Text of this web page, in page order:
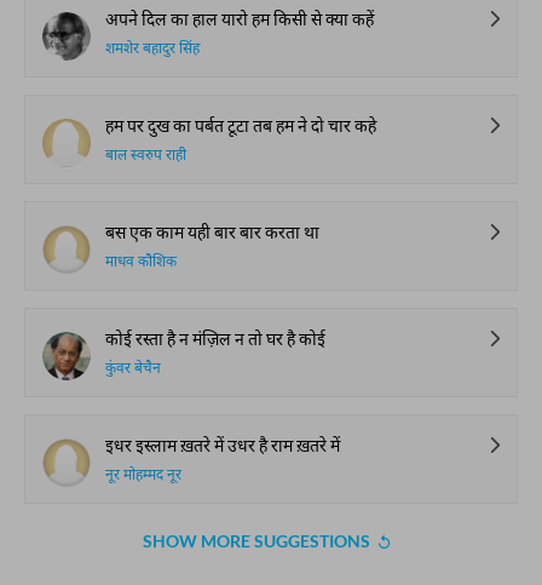
अपने दिल का हाल यारो हम किसी से क्या कहें
शमशेर बहादुर सिंह
हम पर दुख का पर्बत टूटा तब हम ने दो चार कहे
बाल स्वरुप राही
बस एक काम यही बार बार करता था
माधव कौशिक
कोई रस्ता है न मंज़िल न तो घर है कोई
कुंवर बेचैन
इधर इस्लाम ख़तरे में उधर है राम ख़तरे में
नूर मोहम्मद नूर
SHOW MORE SUGGESTIONS